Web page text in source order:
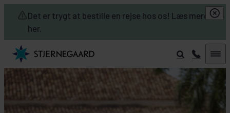
Det er trygt at bestille en rejse hos os! Læs mere
her.
Skip to main content